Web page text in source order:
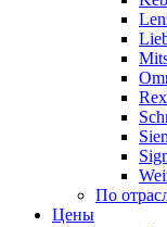
По
Цены